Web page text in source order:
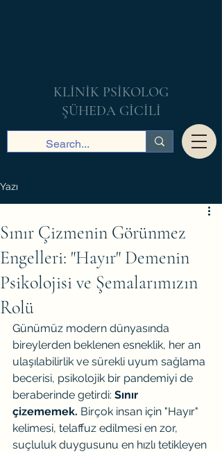
KLİNİK PSİKOLOG
ŞÜHEDA GİCİLİ
Yazı
Sınır Çizmenin Görünmez
Engelleri: "Hayır" Demenin
Psikolojisi ve Şemalarımızın
Rolü
Günümüz modern dünyasında
bireylerden beklenen esneklik, her an
ulaşılabilirlik ve sürekli uyum sağlama
becerisi, psikolojik bir pandemiyi de
beraberinde getirdi: Sınır
çizememek. Birçok insan için "Hayır"
kelimesi, telaffuz edilmesi en zor,
suçluluk duygusunu en hızlı tetikleyen